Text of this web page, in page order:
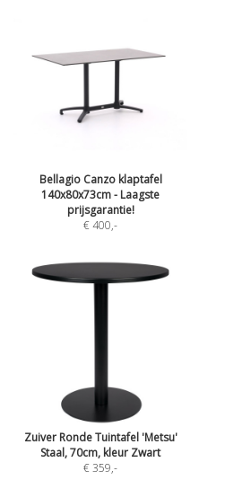
Bellagio Canzo klaptafel
140x80x73cm - Laagste
prijsgarantie!
€ 400,-
Zuiver Ronde Tuintafel 'Metsu'
Staal, 70cm, kleur Zwart
€ 359,-